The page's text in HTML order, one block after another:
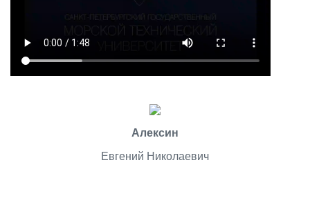
Алексин
Евгений Николаевич